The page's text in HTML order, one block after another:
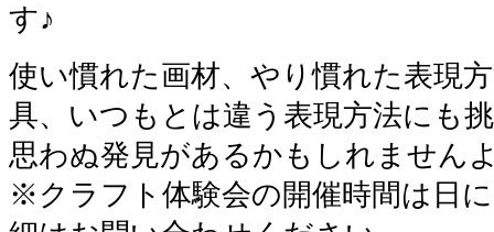
す♪
使い慣れた画材、やり慣れた表現
具、いつもとは違う表現方法にも
思わぬ発見があるかもしれません
※クラフト体験会の開催時間は日